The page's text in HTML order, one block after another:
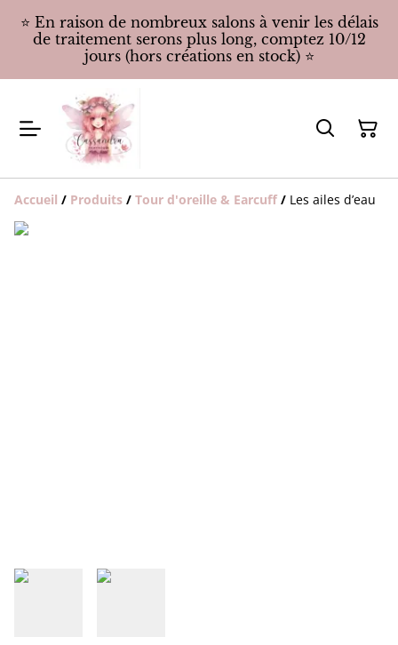
⭐️ En raison de nombreux salons à venir les délais
de traitement serons plus long, comptez 10/12
jours (hors créations en stock) ⭐️
Accueil / Produits / Tour d'oreille & Earcuff / Les ailes d’eau